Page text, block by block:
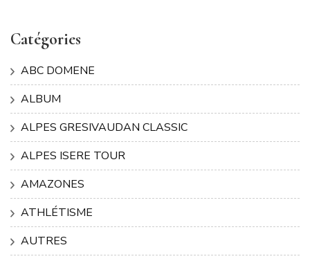
Catégories
ABC DOMENE
ALBUM
ALPES GRESIVAUDAN CLASSIC
ALPES ISERE TOUR
AMAZONES
ATHLÉTISME
AUTRES